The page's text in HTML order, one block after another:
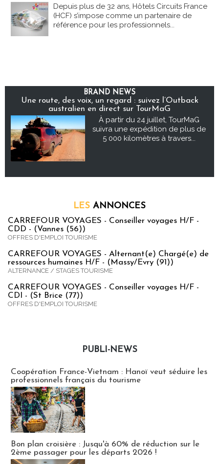
Depuis plus de 32 ans, Hôtels Circuits France
(HCF) s’impose comme un partenaire de
référence pour les professionnels...
BRAND NEWS
Une route, des voix, un regard : suivez l’Outback
australien en direct sur TourMaG
À partir du 24 juillet, TourMaG
suivra une expédition de plus de
5 000 kilomètres à travers...
LES ANNONCES
CARREFOUR VOYAGES - Conseiller voyages H/F -
CDD - (Vannes (56))
OFFRES D'EMPLOI TOURISME
CARREFOUR VOYAGES - Alternant(e) Chargé(e) de
ressources humaines H/F - (Massy/Evry (91))
ALTERNANCE / STAGES TOURISME
CARREFOUR VOYAGES - Conseiller voyages H/F -
CDI - (St Brice (77))
OFFRES D'EMPLOI TOURISME
PUBLI-NEWS
Coopération France-Vietnam : Hanoï veut séduire les
professionnels français du tourisme
Bon plan croisière : Jusqu'à 60% de réduction sur le
2ème passager pour les départs 2026 !